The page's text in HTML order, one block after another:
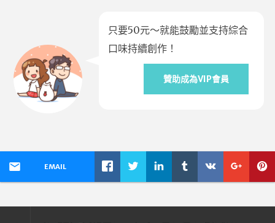
只要50元～就能鼓勵並支持綜合
口味持續創作！
贊助成為VIP會員
EMAIL